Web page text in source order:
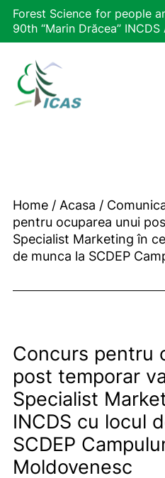
Forest Science for people
90th “Marin Drăcea”
Home / Acasa /
pentru ocuparea unui
Specialist Marketing în
de munca la SCDEP
Concurs pentru
post temporar
Specialist
INCDS cu locul
SCDEP
Moldovenesc